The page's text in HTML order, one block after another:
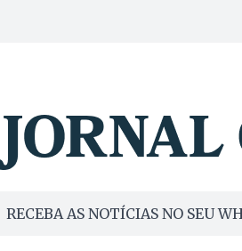
RECEBA AS NOTÍCIAS NO SEU